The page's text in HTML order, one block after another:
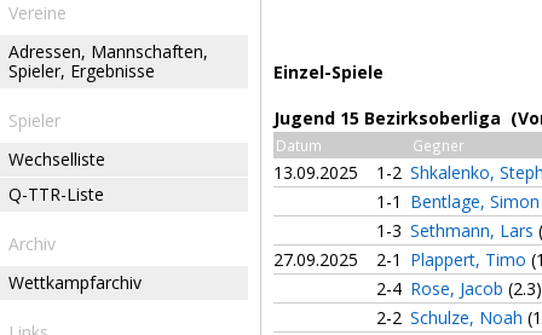
Vereine
Adressen, Mannschaften,
Spieler, Ergebnisse
Spieler
Wechselliste
Q-TTR-Liste
Archiv
Wettkampfarchiv
Einzel-Spiele
Jugend 15 Bezirksoberliga
Datum Gegner
13.09.2025 1-2 Shkalenko,
1-1 Bentlage,
1-3 Sethmann, Lars
27.09.2025
2-1 Plappert, Timo
2-4 Rose, Jacob (2.3)
2-2 Schulze, Noah